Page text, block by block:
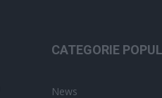
CATEGORIE
News